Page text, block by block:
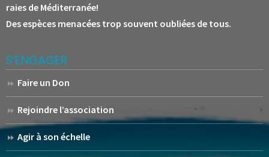
raies de Méditerranée!
Des espèces menacées trop souvent oubliées de tous.
S’ENGAGER
Faire un Don
Rejoindre l’association
Agir à son échelle